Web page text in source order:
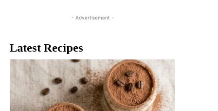
- Advertisement -
Latest Recipes